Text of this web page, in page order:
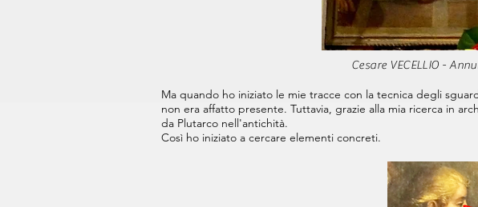
Cesare VECELLIO -
Ma quando ho iniziato le mie tracce con la tecnica degli
non era affatto presente. Tuttavia, grazie alla mia ricerca in
da Plutarco nell'antichità.
Così ho iniziato a cercare elementi concreti.